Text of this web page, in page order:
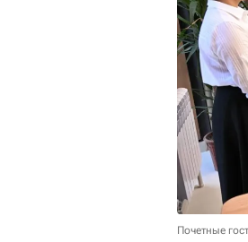
Почетные